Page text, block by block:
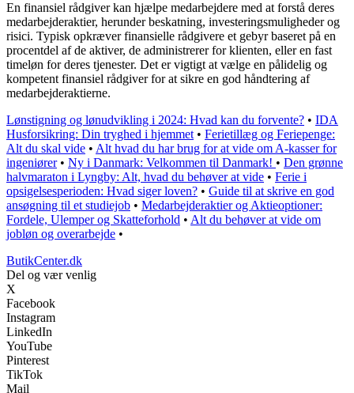
En finansiel rådgiver kan hjælpe medarbejdere med at forstå deres
medarbejderaktier, herunder beskatning, investeringsmuligheder og
risici. Typisk opkræver finansielle rådgivere et gebyr baseret på en
procentdel af de aktiver, de administrerer for klienten, eller en fast
timeløn for deres tjenester. Det er vigtigt at vælge en pålidelig og
kompetent finansiel rådgiver for at sikre en god håndtering af
medarbejderaktierne.
Lønstigning og lønudvikling i 2024: Hvad kan du forvente? • IDA
Husforsikring: Din tryghed i hjemmet • Ferietillæg og Feriepenge:
Alt du skal vide • Alt hvad du har brug for at vide om A-kasser for
ingeniører• Ny i Danmark: Velkommen til Danmark! • Den grønne
halvmaraton i Lyngby: Alt, hvad du behøver at vide • Ferie i
opsigelsesperioden: Hvad siger loven? • Guide til at skrive en god
ansøgning til et studiejob • Medarbejderaktier og Aktieoptioner:
Fordele, Ulemper og Skatteforhold • Alt du behøver at vide om
jobløn og overarbejde •
ButikCenter.dk
Del og vær venlig
X
Facebook
Instagram
LinkedIn
YouTube
Pinterest
TikTok
Mail